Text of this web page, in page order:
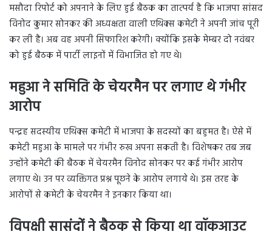
मसौदा रिपोर्ट को अपनाने के लिए हुई बैठक का तात्पर्य है कि भाजपा सांसद
विनोद कुमार सोनकर की अध्यक्षता वाली एथिक्स कमेटी ने अपनी जांच पूरी
कर ली है। अब वह अपनी सिफारिश करेगी। क्योंकि इसके मेम्बर दो नवंबर
को हुई बैठक में पार्टी लाइनों में विभाजित हो गए थे।
महुआ ने समिति के चेयरमैन पर लगाए थे गंभीर
आरोप
पन्द्रह सदस्यीय एथिक्स कमेटी में भाजपा के सदस्यों का बहुमत है। ऐसे में
कमेटी महुआ के मामले पर गंभीर रुख अपना सकती है। विशेषकर तब जब
उन्होंने कमेटी की बैठक में चेयरमैन विनोद सोनकर पर कई गंभीर आरोप
लगाए थे। उन पर व्यक्तिगत प्रश्न पूछने के आरोप लगाये थे। इस तरह के
आरोपों से कमेटी के चेयरमैन ने इनकार किया था।
विपक्षी सासंदों ने बैठक से किया था वॉकआउट